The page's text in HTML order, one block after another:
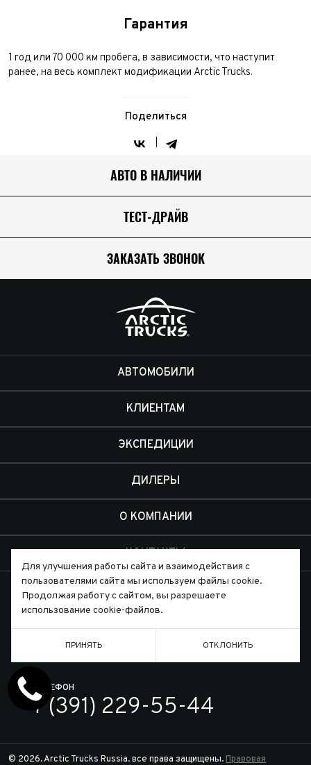
Гарантия
1 год или 70 000 км пробега, в зависимости, что наступит
ранее, на весь комплект модификации Arctic Trucks.
Поделиться
АВТО В НАЛИЧИИ
ТЕСТ-ДРАЙВ
ЗАКАЗАТЬ ЗВОНОК
АВТОМОБИЛИ
КЛИЕНТАМ
ЭКСПЕДИЦИИ
ДИЛЕРЫ
О КОМПАНИИ
КОНТАКТЫ
ТЕЛЕФОН
7 (391) 229-55-44
© 2026. Arctic Trucks Russia. все права защищены.Правовая
Для улучшения работы сайта и взаимодействия с
пользователями сайта мы используем файлы cookie.
Продолжая работу с сайтом, вы разрешаете
использование cookie-файлов.
ПРИНЯТЬ ОТКЛОНИТЬ